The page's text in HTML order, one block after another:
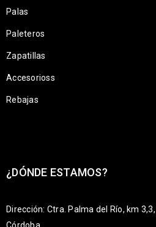
Palas
Paleteros
Zapatillas
Accesorioss
Rebajas
¿DÓNDE ESTAMOS?
Dirección: Ctra. Palma del Río, km